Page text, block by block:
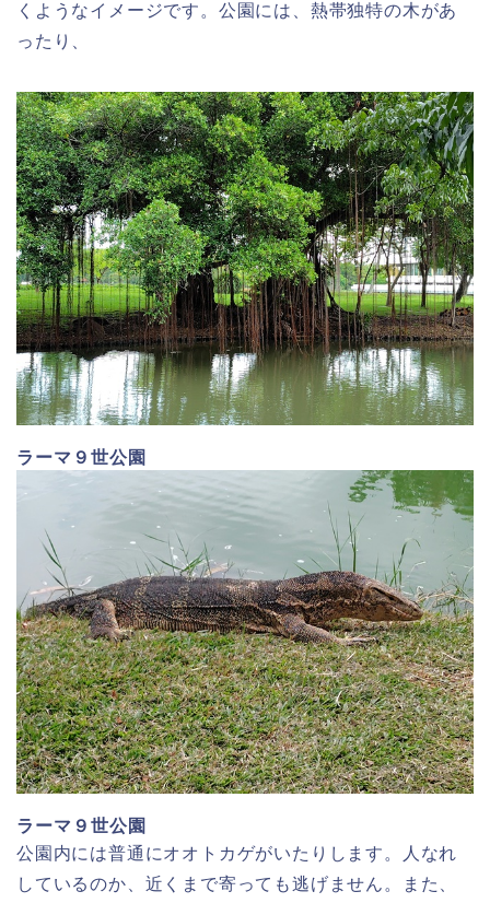
くようなイメージです。公園には、熱帯独特の木があ
ったり、
ラーマ９世公園
ラーマ９世公園
公園内には普通にオオトカゲがいたりします。人なれ
しているのか、近くまで寄っても逃げません。また、